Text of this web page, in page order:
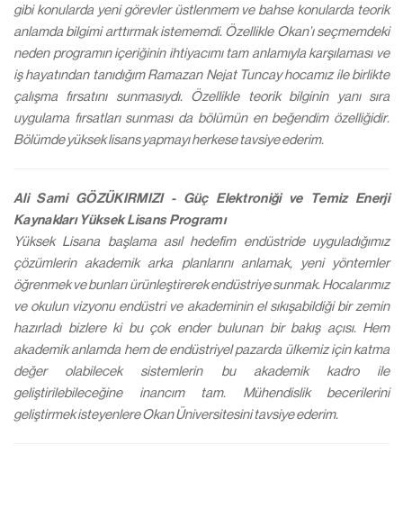
gibi konularda yeni görevler üstlenmem ve bahse konularda teorik
anlamda bilgimi arttırmak istememdi. Özellikle Okan’ı seçmemdeki
neden programın içeriğinin ihtiyacımı tam anlamıyla karşılaması ve
iş hayatından tanıdığım Ramazan Nejat Tuncay hocamız ile birlikte
çalışma fırsatını sunmasıydı. Özellikle teorik bilginin yanı sıra
uygulama fırsatları sunması da bölümün en beğendim özelliğidir.
Bölümde yüksek lisans yapmayı herkese tavsiye ederim.
Ali Sami GÖZÜKIRMIZI - Güç Elektroniği ve Temiz Enerji
Kaynakları Yüksek Lisans Programı
Yüksek Lisana başlama asıl hedefim endüstride uyguladığımız
çözümlerin akademik arka planlarını anlamak, yeni yöntemler
öğrenmek ve bunları ürünleştirerek endüstriye sunmak. Hocalarımız
ve okulun vizyonu endüstri ve akademinin el sıkışabildiği bir zemin
hazırladı bizlere ki bu çok ender bulunan bir bakış açısı. Hem
akademik anlamda hem de endüstriyel pazarda ülkemiz için katma
değer olabilecek sistemlerin bu akademik kadro ile
geliştirilebileceğine inancım tam. Mühendislik becerilerini
geliştirmek isteyenlere Okan Üniversitesini tavsiye ederim.